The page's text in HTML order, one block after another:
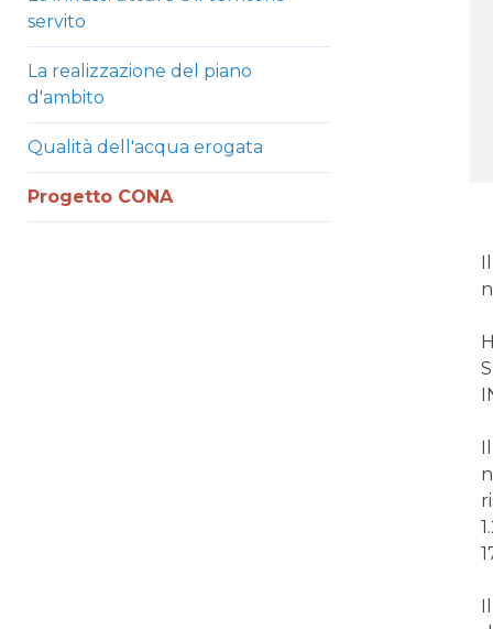
servito
La realizzazione del piano
d'ambito
Qualità dell'acqua erogata
Progetto CONA